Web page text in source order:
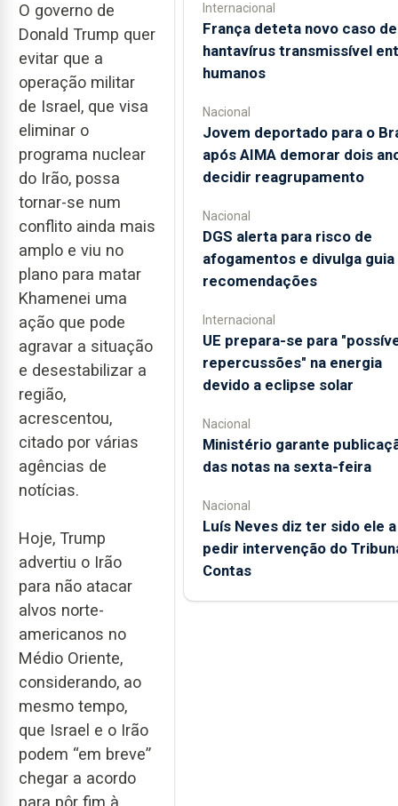
O governo de
Donald Trump quer
evitar que a
operação militar
de Israel, que visa
eliminar o
programa nuclear
do Irão, possa
tornar-se num
conflito ainda mais
amplo e viu no
plano para matar
Khamenei uma
ação que pode
agravar a situação
e desestabilizar a
região,
acrescentou,
citado por várias
agências de
notícias.
Hoje, Trump
advertiu o Irão
para não atacar
alvos norte-
americanos no
Médio Oriente,
considerando, ao
mesmo tempo,
que Israel e o Irão
podem “em breve”
chegar a acordo
para pôr fim à
Internacional
França deteta novo caso de
hantavírus transmissível
humanos
Nacional
Jovem deportado para o
após AIMA demorar dois
decidir reagrupamento
Nacional
DGS alerta para risco de
afogamentos e divulga
recomendações
Internacional
UE prepara-se para
repercussões" na energia
devido a eclipse solar
Nacional
Ministério garante
das notas na sexta-feira
Nacional
Luís Neves diz ter sido ele a
pedir intervenção do
Contas